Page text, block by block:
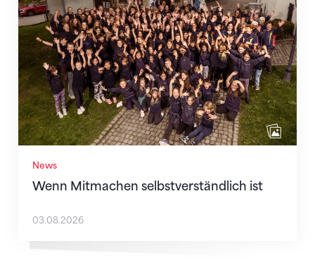
News
Wenn Mitmachen selbstverständlich ist
03.08.2026